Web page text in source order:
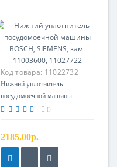
Код товара: 11022732
Нижний уплотнитель
посудомоечной машины
BOSCH, SIEMENS, зам.
0
2185.00р.